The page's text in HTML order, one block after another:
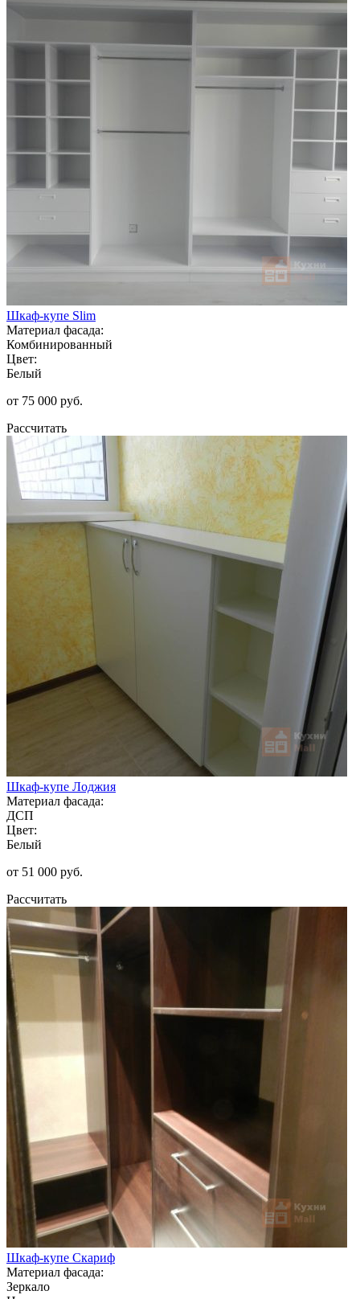
Шкаф-купе Slim
Материал фасада:
Комбинированный
Цвет:
Белый
от 75 000 руб.
Рассчитать
Шкаф-купе Лоджия
Материал фасада:
ДСП
Цвет:
Белый
от 51 000 руб.
Рассчитать
Шкаф-купе Скариф
Материал фасада:
Зеркало